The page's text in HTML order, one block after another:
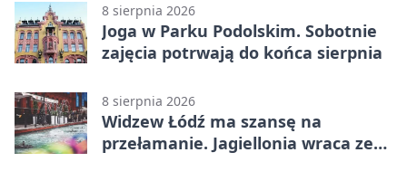
8 sierpnia 2026
Joga w Parku Podolskim. Sobotnie
zajęcia potrwają do końca sierpnia
8 sierpnia 2026
Widzew Łódź ma szansę na
przełamanie. Jagiellonia wraca ze